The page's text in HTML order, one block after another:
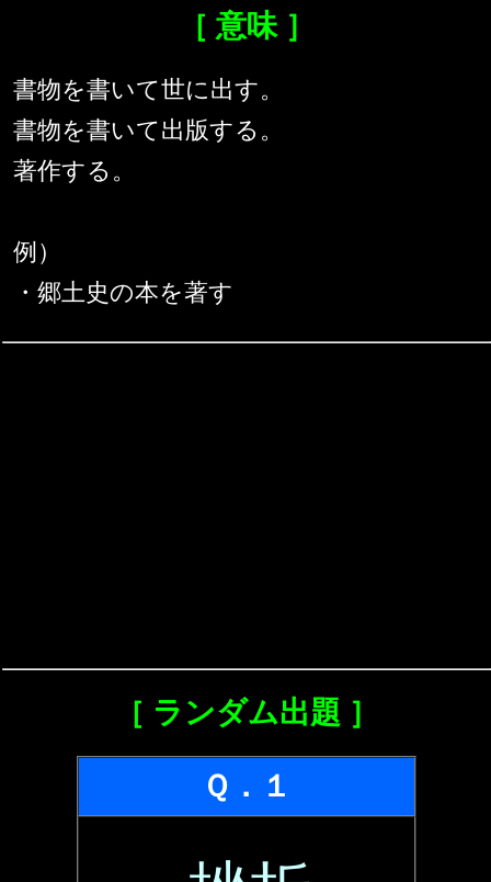
［ 意味 ］
書物を書いて世に出す。
書物を書いて出版する。
著作する。
例）
・郷土史の本を著す
［ ランダム出題 ］
Ｑ．１